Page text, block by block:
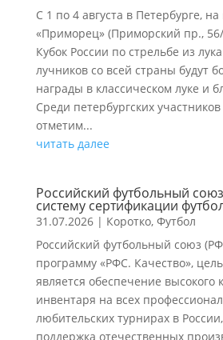
С 1 по 4 августа в Петербурге,
«Приморец» (Приморский пр., 56/
Кубок России по стрельбе из
лучников со всей страны будут
награды в классическом луке и
Среди петербургских
отметим...
читать далее
Российский футбольный
систему сертификации
31.07.2026| Коротко, Футбол
Российский футбольный союз
программу «РФС. Качество»,
является обеспечение высокого
инвентаря на всех
любительских турнирах в
поддержка отечественных